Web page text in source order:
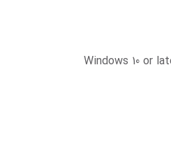
Windows 10 or